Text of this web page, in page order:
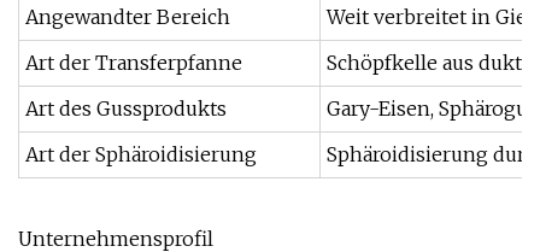
Angewandter Bereich
Weit verbreitet in
Art der Transferpfanne
Schöpfkelle aus
Art des Gussprodukts
Gary-Eisen,
Art der Sphäroidisierung
Sphäroidisierung
Unternehmensprofil